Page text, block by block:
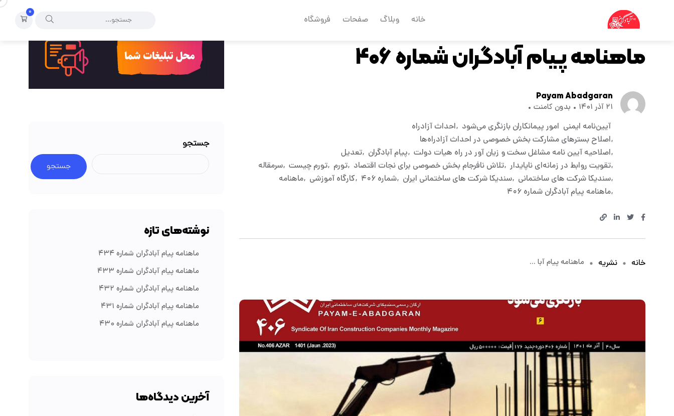
خانه وبلاگ صفحات فروشگاه
۰
نشریه
ماهنامه پیام آبادگران شماره ۴۰۶
Payam Abadgaran
۲۱ آذر ۱۴۰۱ بدون کامنت
آیین‌نامه ایمنی امور پیمانکاران بازنگری می‌شود احداث آزادراه
اصلاح بسترهای مشارکت بخش خصوصی در احداث آزادراه‌ها
اصلاحیه آیین نامه مشاغل سخت و زیان آور در راه هیات دولت پیام آبادگران تعدیل
تقویت روابط در زمانه‌ای ناپایدار تلاش نافرجام بخش خصوصی برای نجات اقتصاد تورم تورم چیست سرمقاله
سندیکا شرکت های ساختمانی سندیکا شرکت های ساختمانی ایران شماره ۴۰۶ کارگاه آموزشی ماهنامه
ماهنامه پیام آبادگران شماره ۴۰۶
خانه نشریه ماهنامه پیام آبا ...
جستجو
جستجو
نوشته‌های تازه
ماهنامه پیام آبادگران شماره ۴۳۴
ماهنامه پیام آبادگران شماره ۴۳۳
ماهنامه پیام آبادگران شماره ۴۳۲
ماهنامه پیام آبادگران شماره ۴۳۱
ماهنامه پیام آبادگران شماره ۴۳۰
آخرین دیدگاه‌ها